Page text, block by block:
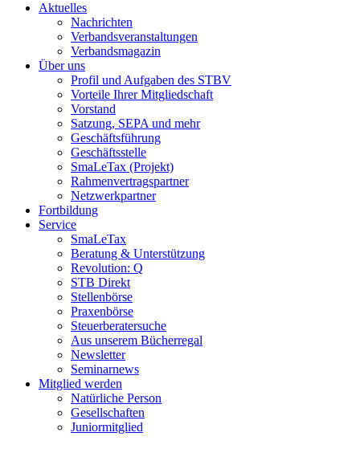
Aktuelles
Nachrichten
Verbandsveranstaltungen
Verbandsmagazin
Über uns
Profil und Aufgaben des STBV
Vorteile Ihrer Mitgliedschaft
Vorstand
Satzung, SEPA und mehr
Geschäftsführung
Geschäftsstelle
SmaLeTax (Projekt)
Rahmenvertragspartner
Netzwerkpartner
Fortbildung
Service
SmaLeTax
Beratung & Unterstützung
Revolution: Q
STB Direkt
Stellenbörse
Praxenbörse
Steuerberatersuche
Aus unserem Bücherregal
Newsletter
Seminarnews
Mitglied werden
Natürliche Person
Gesellschaften
Juniormitglied